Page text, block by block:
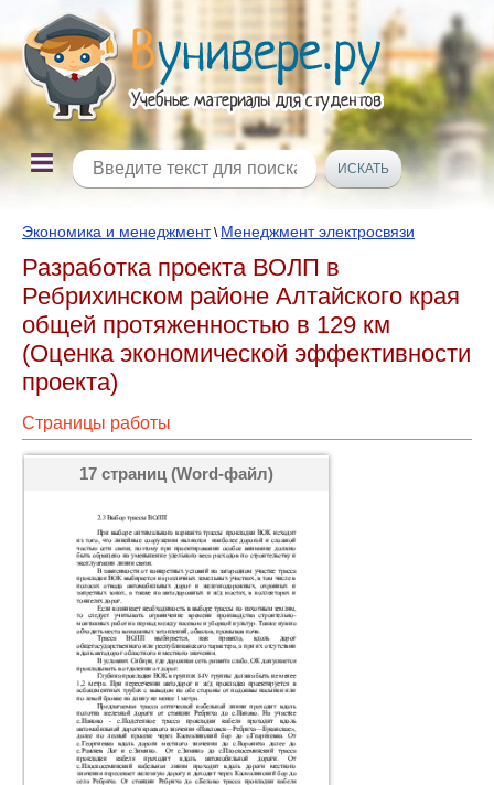
Экономика и менеджмент\ Менеджмент электросвязи
Разработка проекта ВОЛП в
Ребрихинском районе Алтайского края
общей протяженностью в 129 км
(Оценка экономической эффективности
проекта)
Страницы работы
17 страниц (Word-файл)